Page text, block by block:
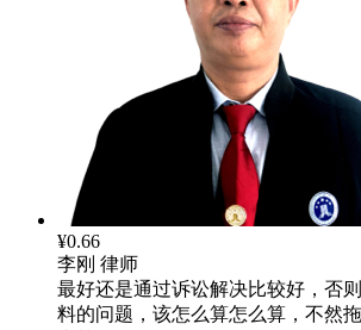
¥0.66
李刚 律师
最好还是通过诉讼解决比较好，否
料的问题，该怎么算怎么算，不然